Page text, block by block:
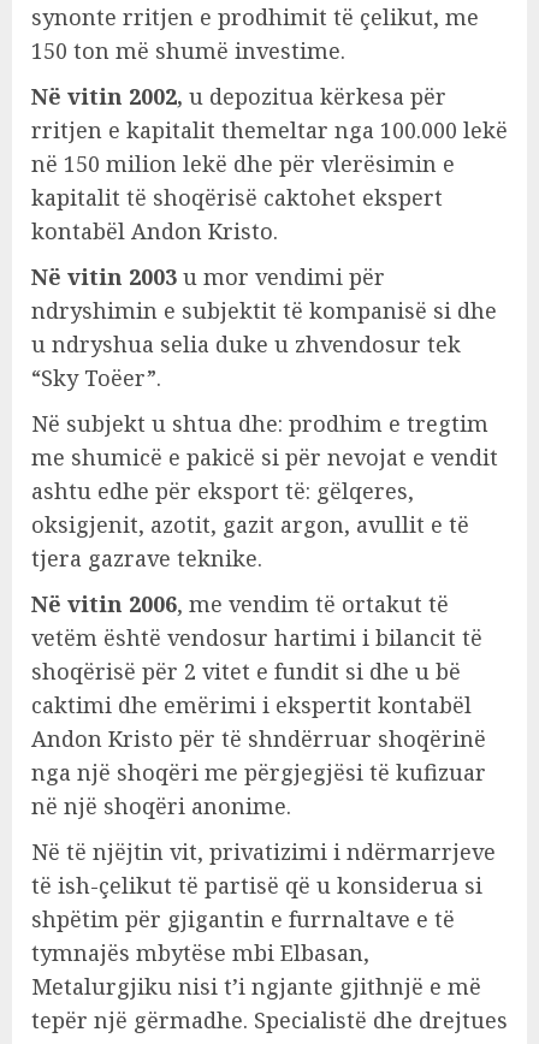
synonte rritjen e prodhimit të çelikut, me
150 ton më shumë investime.
Në vitin 2002, u depozitua kërkesa për
rritjen e kapitalit themeltar nga 100.000 lekë
në 150 milion lekë dhe për vlerësimin e
kapitalit të shoqërisë caktohet ekspert
kontabël Andon Kristo.
Në vitin 2003 u mor vendimi për
ndryshimin e subjektit të kompanisë si dhe
u ndryshua selia duke u zhvendosur tek
“Sky Toëer”.
Në subjekt u shtua dhe: prodhim e tregtim
me shumicë e pakicë si për nevojat e vendit
ashtu edhe për eksport të: gëlqeres,
oksigjenit, azotit, gazit argon, avullit e të
tjera gazrave teknike.
Në vitin 2006, me vendim të ortakut të
vetëm është vendosur hartimi i bilancit të
shoqërisë për 2 vitet e fundit si dhe u bë
caktimi dhe emërimi i ekspertit kontabël
Andon Kristo për të shndërruar shoqërinë
nga një shoqëri me përgjegjësi të kufizuar
në një shoqëri anonime.
Në të njëjtin vit, privatizimi i ndërmarrjeve
të ish-çelikut të partisë që u konsiderua si
shpëtim për gjigantin e furrnaltave e të
tymnajës mbytëse mbi Elbasan,
Metalurgjiku nisi t’i ngjante gjithnjë e më
tepër një gërmadhe. Specialistë dhe drejtues